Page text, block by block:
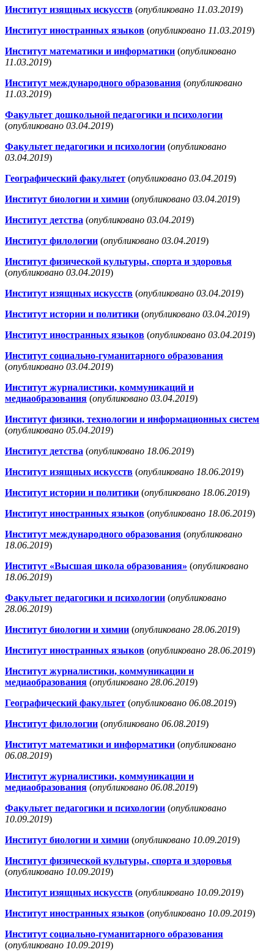
Институт изящных искусств (опубликовано 11.03.2019)
Институт иностранных языков (опубликовано 11.03.2019)
Институт математики и информатики (опубликовано
11.03.2019)
Институт международного образования (опубликовано
11.03.2019)
Факультет дошкольной педагогики и психологии
(опубликовано 03.04.2019)
Факультет педагогики и психологии (опубликовано
03.04.2019)
Географический факультет (опубликовано 03.04.2019)
Институт биологии и химии (опубликовано 03.04.2019)
Институт детства (опубликовано 03.04.2019)
Институт филологии (опубликовано 03.04.2019)
Институт физической культуры, спорта и здоровья
(опубликовано 03.04.2019)
Институт изящных искусств (опубликовано 03.04.2019)
Институт истории и политики (опубликовано 03.04.2019)
Институт иностранных языков (опубликовано 03.04.2019)
Институт социально-гуманитарного образования
(опубликовано 03.04.2019)
Институт журналистики, коммуникаций и
медиаобразования (опубликовано 03.04.2019)
Институт физики, технологии и информационных систем
(опубликовано 05.04.2019)
Институт детства (опубликовано 18.06.2019)
Институт изящных искусств (опубликовано 18.06.2019)
Институт истории и политики (опубликовано 18.06.2019)
Институт иностранных языков (опубликовано 18.06.2019)
Институт международного образования (опубликовано
18.06.2019)
Институт «Высшая школа образования» (опубликовано
18.06.2019)
Факультет педагогики и психологии (опубликовано
28.06.2019)
Институт биологии и химии (опубликовано 28.06.2019)
Институт иностранных языков (опубликовано 28.06.2019)
Институт журналистики, коммуникации и
медиаобразования (опубликовано 28.06.2019)
Географический факультет (опубликовано 06.08.2019)
Институт филологии (опубликовано 06.08.2019)
Институт математики и информатики (опубликовано
06.08.2019)
Институт журналистики, коммуникации и
медиаобразования (опубликовано 06.08.2019)
Факультет педагогики и психологии (опубликовано
10.09.2019)
Институт биологии и химии (опубликовано 10.09.2019)
Институт физической культуры, спорта и здоровья
(опубликовано 10.09.2019)
Институт изящных искусств (опубликовано 10.09.2019)
Институт иностранных языков (опубликовано 10.09.2019)
Институт социально-гуманитарного образования
(опубликовано 10.09.2019)